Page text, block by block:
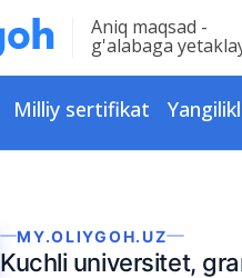
Aniq maqsad -
g'alabaga
Milliy sertifikat
MY.OLIYGOH.UZ
Kuchli universitet,